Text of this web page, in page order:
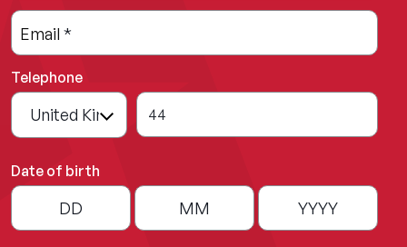
Email *
Telephone
44
Date of birth